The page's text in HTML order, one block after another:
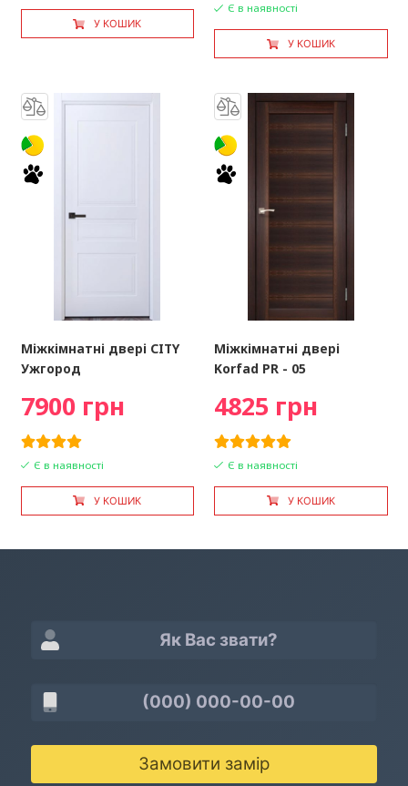
У КОШИК
Є в наявності
У КОШИК
Міжкімнатні двері CITY
Ужгород
7900 грн
Є в наявності
У КОШИК
Міжкімнатні двері
Korfad PR - 05
4825 грн
Є в наявності
У КОШИК
Замовити замір